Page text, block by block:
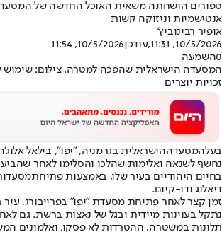
ספורים הושחתה משאית האוכל החדשה של
אנטישמיות וניזוקה קשות
אופיר רבינוביץ'
10/5/2026, 11:31
,עודכן10/5/2026, 11:54
0השמעה
זכויות יוצרים
בעלהמסעדההישראלית בגרמניה, "יפו", בילאל
נחשף לשנאה ואלימות שהלכו והסלימו לאחר
בחיים היהודיים בעיר שלו, באמצעות פתיחת
דיאלוג ודו-קיום.
זמן קצר לאחר פתיחת מסעדת "יפו" בפרייבורג, עיר
נתקל בעוינות מיידית ובגל של נאצות ברשת. גם
תלונות במשטרה, ההטרדות לא פסקו, ואלמונים